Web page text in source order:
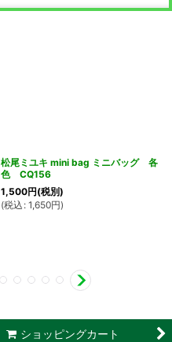
松尾ミユキ mini bag ミニバッグ 各
色 CQ156
1,500円(税別)
(税込 : 1,650円)
ショッピングカート